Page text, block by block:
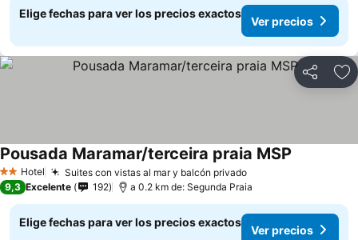
Elige fechas para ver los precios exactos
Ver precios
Compartir
2 Estrellas
Hotel Suites con vistas al mar y balcón privado
Pousada Maramar/terceira praia MSP
9,3 Excelente 192 a 0.2 km de: Segunda Praia
Elige fechas para ver los precios exactos
Ver precios